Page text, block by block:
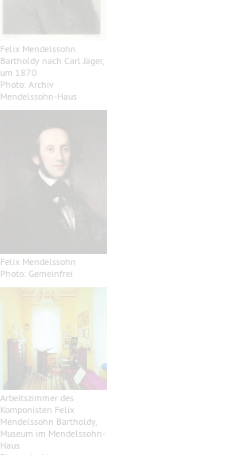
Felix Mendelssohn
Bartholdy nach Carl Jäger,
um 1870
Photo: Archiv
Mendelssohn-Haus
Felix Mendelssohn
Photo: Gemeinfrei
Arbeitszimmer des
Komponisten Felix
Mendelssohn Bartholdy,
Museum im Mendelssohn-
Haus